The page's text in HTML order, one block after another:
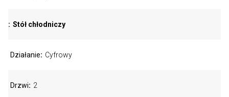
Stół chłodniczy
Działanie Cyfrowy
Drzwi 2